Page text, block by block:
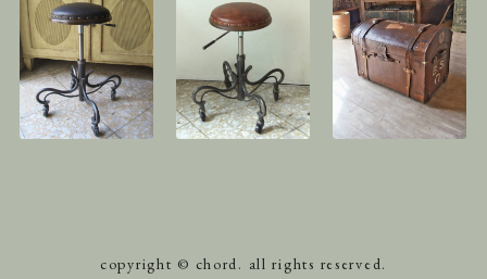
copyright © chord. all rights reserved.